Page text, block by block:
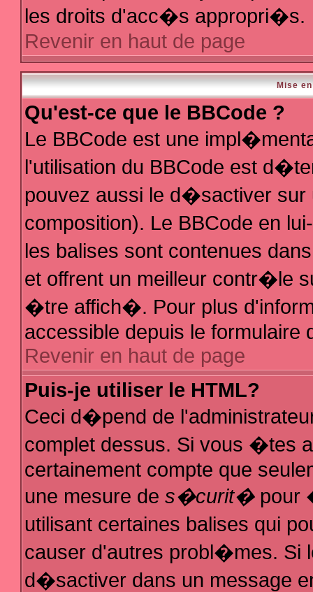
les droits d'acc�s appropri�s.
Revenir en haut de page
Mise
Qu'est-ce que le BBCode ?
Le BBCode est une
l'utilisation du BBCode est
pouvez aussi le d�sactiver sur
composition). Le BBCode en
les balises sont contenues
et offrent un meilleur contr�le
�tre affich�. Pour plus
accessible depuis le formulaire
Revenir en haut de page
Puis-je utiliser le HTML?
Ceci d�pend de
complet dessus. Si vous �tes
certainement compte que
une mesure de s�curit�pour
utilisant certaines balises qui
causer d'autres probl�mes. Si
d�sactiver dans un message